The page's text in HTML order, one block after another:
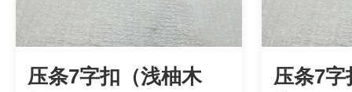
压条7字扣（浅柚木
压条7字